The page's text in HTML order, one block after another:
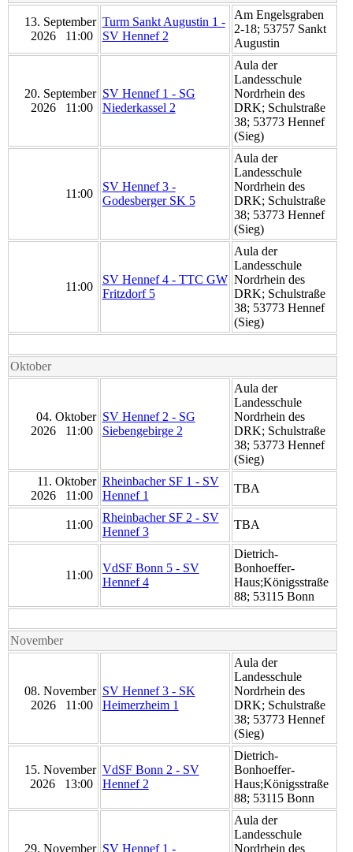
13. September
2026 11:00
Turm Sankt Augustin 1 -
SV Hennef 2
Am Engelsgraben
2-18; 53757 Sankt
Augustin
20. September
2026 11:00
SV Hennef 1 - SG
Niederkassel 2
Aula der
Landesschule
Nordrhein des
DRK; Schulstraße
38; 53773 Hennef
(Sieg)
11:00
SV Hennef 3 -
Godesberger SK 5
Aula der
Landesschule
Nordrhein des
DRK; Schulstraße
38; 53773 Hennef
(Sieg)
11:00
SV Hennef 4 - TTC GW
Fritzdorf 5
Aula der
Landesschule
Nordrhein des
DRK; Schulstraße
38; 53773 Hennef
(Sieg)
Oktober
04. Oktober
2026 11:00
SV Hennef 2 - SG
Siebengebirge 2
Aula der
Landesschule
Nordrhein des
DRK; Schulstraße
38; 53773 Hennef
(Sieg)
11. Oktober
2026 11:00
Rheinbacher SF 1 - SV
Hennef 1
TBA
11:00
Rheinbacher SF 2 - SV
Hennef 3
TBA
11:00
VdSF Bonn 5 - SV
Hennef 4
Dietrich-
Bonhoeffer-
Haus;Königsstraße
88; 53115 Bonn
November
08. November
2026 11:00
SV Hennef 3 - SK
Heimerzheim 1
Aula der
Landesschule
Nordrhein des
DRK; Schulstraße
38; 53773 Hennef
(Sieg)
15. November
2026 13:00
VdSF Bonn 2 - SV
Hennef 2
Dietrich-
Bonhoeffer-
Haus;Königsstraße
88; 53115 Bonn
29. November SV Hennef 1 -
Aula der
Landesschule
Nordrhein des